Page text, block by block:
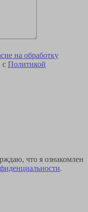
на обработку
с Политикой
что я ознакомлен
.